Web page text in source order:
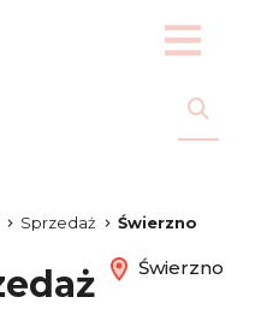
Sprzedaż Świerzno
Świerzno